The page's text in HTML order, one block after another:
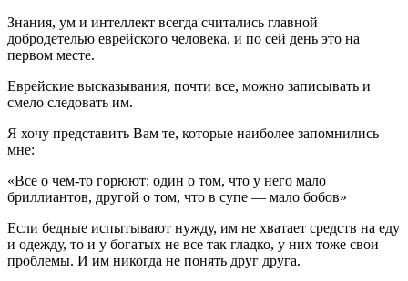
Знания, ум и интеллект всегда считались главной
добродетелью еврейского человека, и по сей день это на
первом месте.
Еврейские высказывания, почти все, можно записывать и
смело следовать им.
Я хочу представить Вам те, которые наиболее запомнились
мне:
«Все о чем-то горюют: один о том, что у него мало
бриллиантов, другой о том, что в супе — мало бобов»
Если бедные испытывают нужду, им не хватает средств на еду
и одежду, то и у богатых не все так гладко, у них тоже свои
проблемы. И им никогда не понять друг друга.